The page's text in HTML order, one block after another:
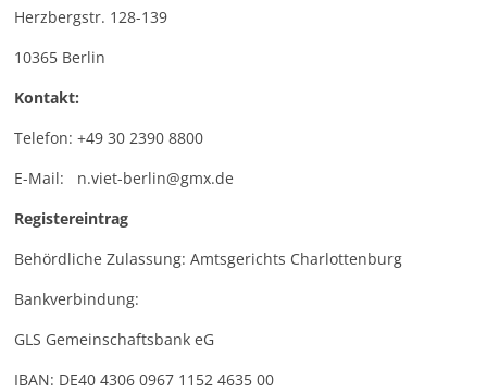
Herzbergstr. 128-139
10365 Berlin
Kontakt:
Telefon: +49 30 2390 8800
E-Mail: n.viet-berlin@gmx.de
Registereintrag
Behördliche Zulassung: Amtsgerichts Charlottenburg
Bankverbindung:
GLS Gemeinschaftsbank eG
IBAN: DE40 4306 0967 1152 4635 00